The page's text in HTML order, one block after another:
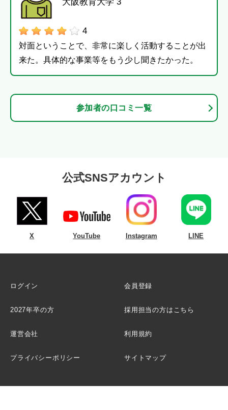
4
対面ということで、非常に楽しく活動することが出
来た。具体的な事業等をもう少し聞きたかった。
参加者の口コミ一覧
公式SNSアカウント
X YouTube Instagram LINE
ログイン 会員登録
2027年卒の方 採用担当の方はこちら
運営会社 利用規約
プライバシーポリシー サイトマップ